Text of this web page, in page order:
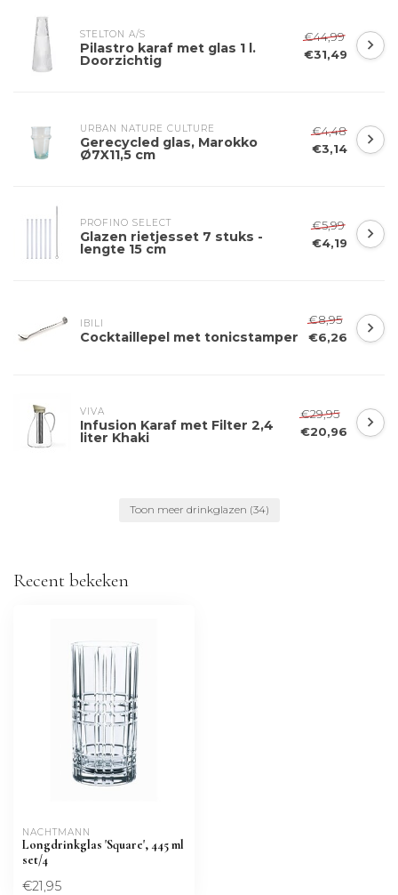
STELTON A/S
Pilastro karaf met glas 1 l.
Doorzichtig
€44,99
€31,49
URBAN NATURE CULTURE
Gerecycled glas, Marokko
Ø7X11,5 cm
€4,48
€3,14
PROFINO SELECT
Glazen rietjesset 7 stuks -
lengte 15 cm
€5,99
€4,19
IBILI
Cocktaillepel met tonicstamper
€8,95
€6,26
VIVA
Infusion Karaf met Filter 2,4
liter Khaki
€29,95
€20,96
Toon meer drinkglazen (34)
Recent bekeken
NACHTMANN
Longdrinkglas 'Square', 445 ml
set/4
€21,95